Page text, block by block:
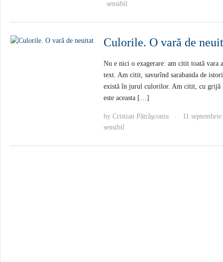
sensibil
Culorile. O vară de
Nu e nici o exagerare: am citit toată vara
text. Am citit, savurînd sarabanda de
există în jurul culorilor. Am citit, cu grijă
este aceasta […]
by Cristian Pătrăşconiu ·
11
sensibil